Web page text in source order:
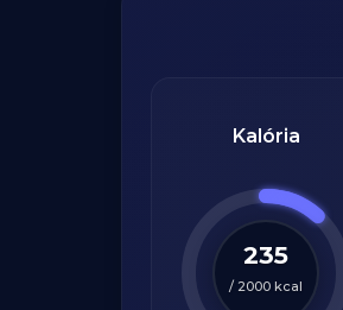
Kalória
235
/ 2000 kcal